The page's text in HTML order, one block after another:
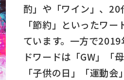
酌」や「ワイン」、20
「節約」といったワ
ています。一方で
ドワードは「GW」「
「子供の日」「運動